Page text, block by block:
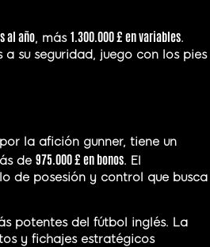
al año, más 1.300.000 £ en variables.
su seguridad, juego con los pies
la afición gunner, tiene un
de 975.000 £ en bonos. El
de posesión y control que busca
potentes del fútbol inglés. La
y fichajes estratégicos